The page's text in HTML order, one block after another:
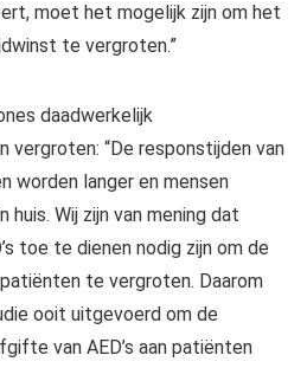
moet het mogelijk zijn om het
te vergroten.”
daadwerkelijk
vergroten: “De responstijden van
worden langer en mensen
huis. Wij zijn van mening dat
toe te dienen nodig zijn om de
te vergroten. Daarom
ooit uitgevoerd om de
van AED’s aan patiënten